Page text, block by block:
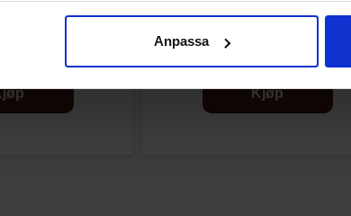
Anpassa
Chokladägg 20g
Pippi Långstrump Chokladägg
Kjøp